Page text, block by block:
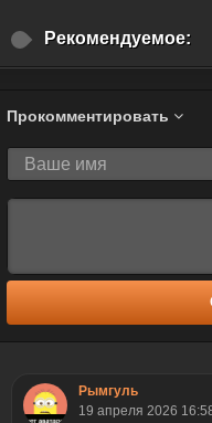
Рекомендуемое:
Прокомментировать
Рымгуль
19 апреля 2026